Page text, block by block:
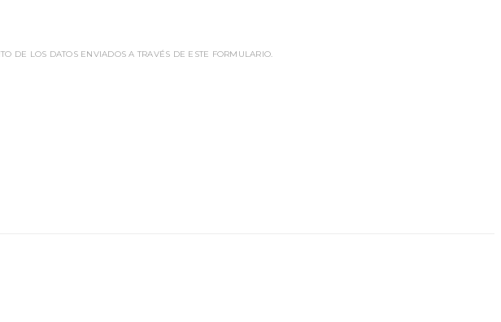
DE LOS DATOS ENVIADOS A TRAVÉS DE ESTE FORMULARIO.